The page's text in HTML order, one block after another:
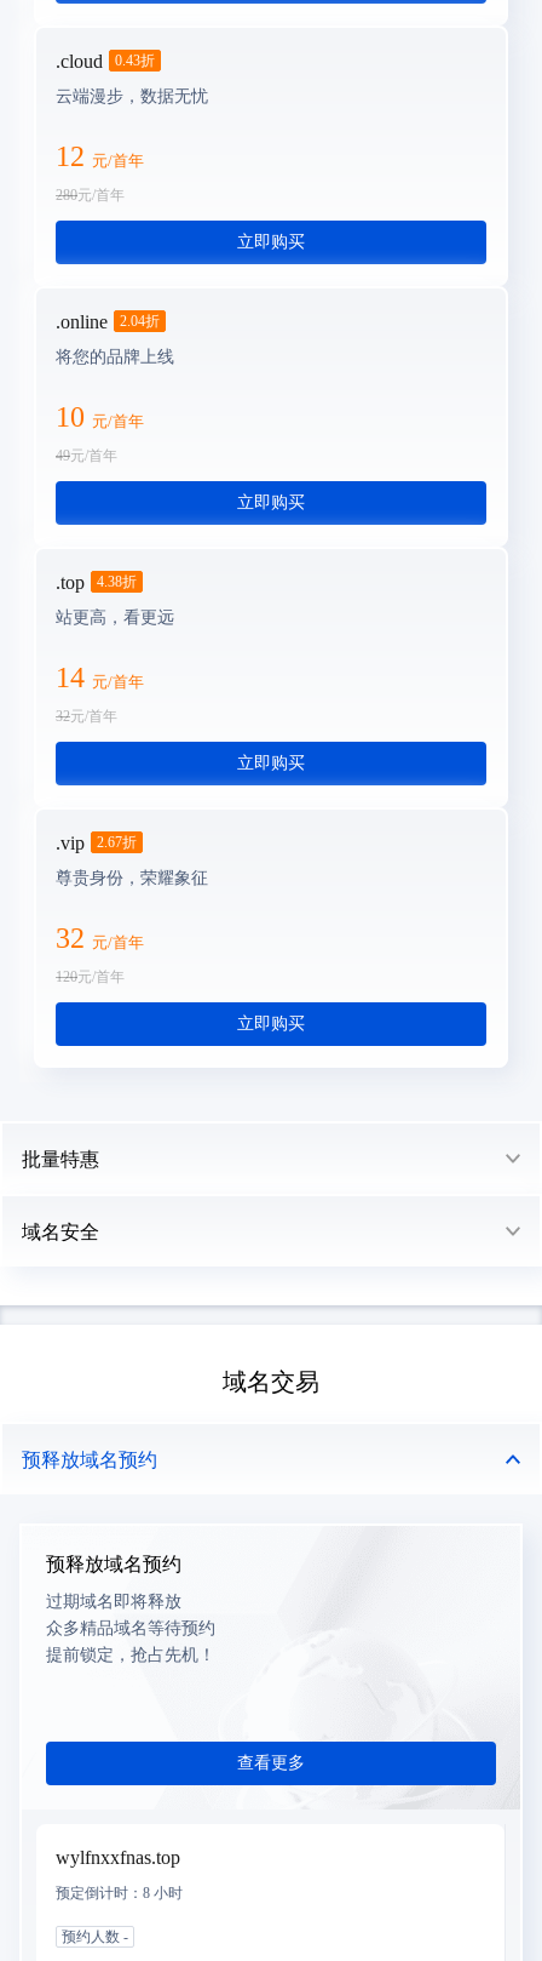
.cloud 0.43折
云端漫步，数据无忧
12 元/首年
280元/首年
立即购买
.online 2.04折
将您的品牌上线
10 元/首年
49元/首年
立即购买
.top 4.38折
站更高，看更远
14 元/首年
32元/首年
立即购买
.vip 2.67折
尊贵身份，荣耀象征
32 元/首年
120元/首年
立即购买
批量特惠
域名安全
域名交易
预释放域名预约
预释放域名预约
过期域名即将释放
众多精品域名等待预约
提前锁定，抢占先机！
查看更多
wylfnxxfnas.top
预定倒计时： 8 小时
预约人数 -